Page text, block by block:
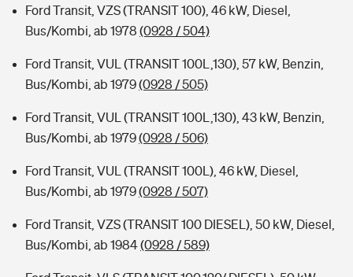
Ford Transit, VZS (TRANSIT 100), 46 kW, Diesel,
Bus/Kombi, ab 1978 (0928 / 504)
Ford Transit, VUL (TRANSIT 100L,130), 57 kW, Benzin,
Bus/Kombi, ab 1979(0928 / 505)
Ford Transit, VUL (TRANSIT 100L,130), 43 kW, Benzin,
Bus/Kombi, ab 1979(0928 / 506)
Ford Transit, VUL (TRANSIT 100L), 46 kW, Diesel,
Bus/Kombi, ab 1979(0928 / 507)
Ford Transit, VZS (TRANSIT 100 DIESEL), 50 kW, Diesel,
Bus/Kombi, ab 1984(0928 / 589)